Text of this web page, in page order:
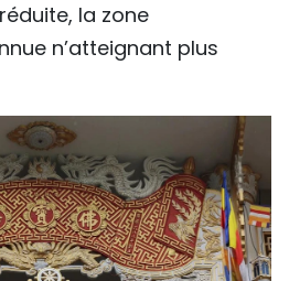
la zone
n’atteignant plus